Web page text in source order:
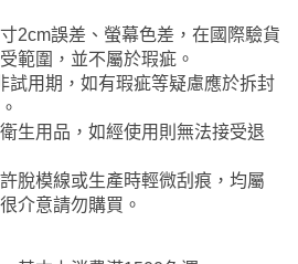
2cm誤差、螢幕色差，在國際驗貨
範圍，並不屬於瑕疵。
試用期，如有瑕疵等疑慮應於拆封
生用品，如經使用則無法接受退
脫模線或生產時輕微刮痕，均屬
介意請勿購買。